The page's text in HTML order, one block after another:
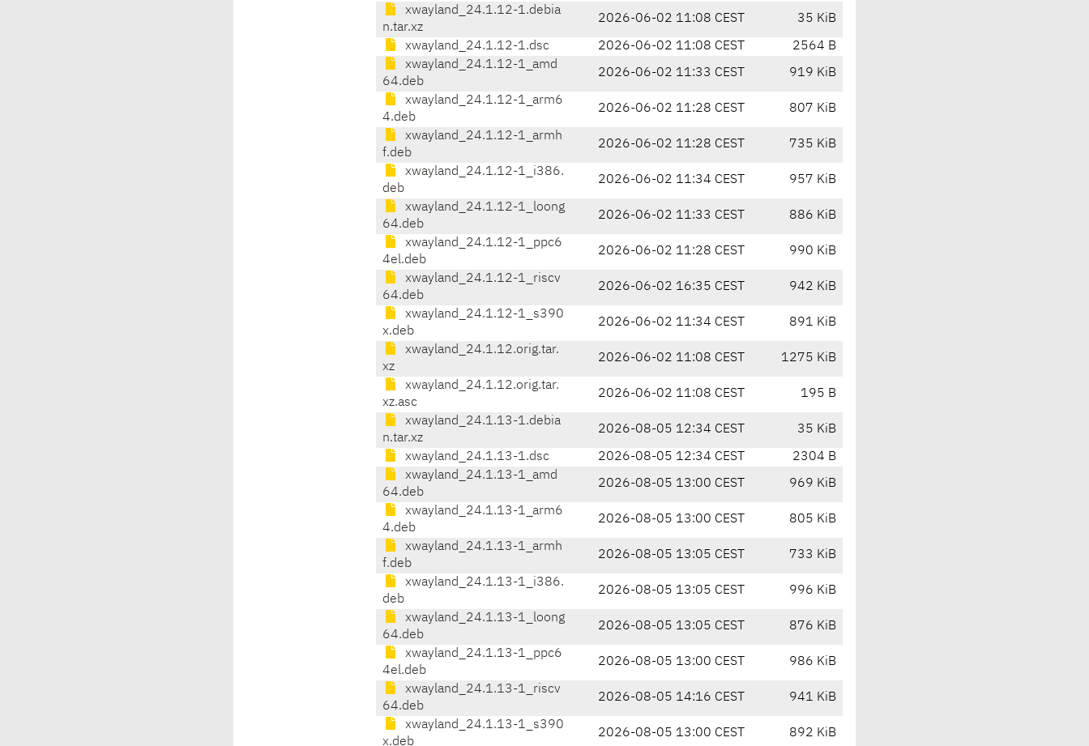
xwayland_24.1.12-1.debia
n.tar.xz
2026-06-02 11:08 CEST 35 KiB
xwayland_24.1.12-1.dsc 2026-06-02 11:08 CEST
2564 B
xwayland_24.1.12-1_amd
64.deb
2026-06-02 11:33 CEST 919 KiB
xwayland_24.1.12-1_arm6
4.deb
2026-06-02 11:28 CEST 807 KiB
xwayland_24.1.12-1_armh
f.deb
2026-06-02 11:28 CEST 735 KiB
xwayland_24.1.12-1_i386.
deb
2026-06-02 11:34 CEST 957 KiB
xwayland_24.1.12-1_loong
64.deb
2026-06-02 11:33 CEST 886 KiB
xwayland_24.1.12-1_ppc6
4el.deb
2026-06-02 11:28 CEST 990 KiB
xwayland_24.1.12-1_riscv
64.deb
2026-06-02 16:35 CEST 942 KiB
xwayland_24.1.12-1_s390
x.deb
2026-06-02 11:34 CEST 891 KiB
xwayland_24.1.12.orig.tar.
xz
2026-06-02 11:08 CEST 1275 KiB
xwayland_24.1.12.orig.tar.
xz.asc
2026-06-02 11:08 CEST 195 B
xwayland_24.1.13-1.debia
n.tar.xz
2026-08-05 12:34 CEST 35 KiB
xwayland_24.1.13-1.dsc 2026-08-05 12:34 CEST
2304 B
xwayland_24.1.13-1_amd
64.deb
2026-08-05 13:00 CEST 969 KiB
xwayland_24.1.13-1_arm6
4.deb
2026-08-05 13:00 CEST 805 KiB
xwayland_24.1.13-1_armh
f.deb
2026-08-05 13:05 CEST 733 KiB
xwayland_24.1.13-1_i386.
deb
2026-08-05 13:05 CEST 996 KiB
xwayland_24.1.13-1_loong
64.deb
2026-08-05 13:05 CEST 876 KiB
xwayland_24.1.13-1_ppc6
4el.deb
2026-08-05 13:00 CEST 986 KiB
xwayland_24.1.13-1_riscv
64.deb
2026-08-05 14:16 CEST 941 KiB
xwayland_24.1.13-1_s390
x.deb
2026-08-05 13:00 CEST 892 KiB